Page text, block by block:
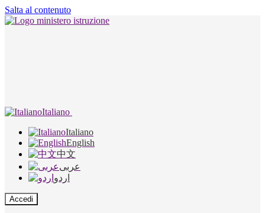
Salta al contenuto
Italiano
Italiano
English
中文
عربى
اردو
Accedi